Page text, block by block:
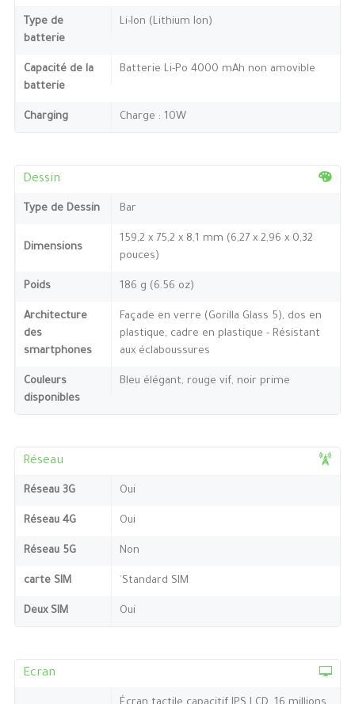
Type de
batterie
Li-Ion (Lithium Ion)
Capacité de la
batterie
Batterie Li-Po 4000 mAh non amovible
Charging Charge : 10W
Dessin
Type de Dessin Bar
Dimensions
159,2 x 75,2 x 8,1 mm (6,27 x 2,96 x 0,32
pouces)
Poids 186 g (6.56 oz)
Architecture
des
smartphones
Façade en verre (Gorilla Glass 5), dos en
plastique, cadre en plastique - Résistant
aux éclaboussures
Couleurs
disponibles
Bleu élégant, rouge vif, noir prime
Réseau
Réseau 3G Oui
Réseau 4G Oui
Réseau 5G Non
carte SIM `Standard SIM
Deux SIM Oui
Ecran